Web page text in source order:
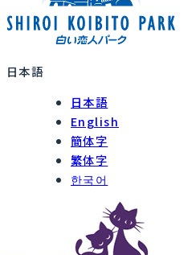
日本語
日本語
English
簡体字
繁体字
한국어